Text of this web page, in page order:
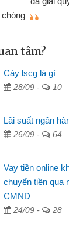
tâm?
Cày lscg là gì
28/09 - 10
Lãi suất ngân
26/09 - 64
Vay tiền online
chuyển tiền qua
CMND
24/09 - 28